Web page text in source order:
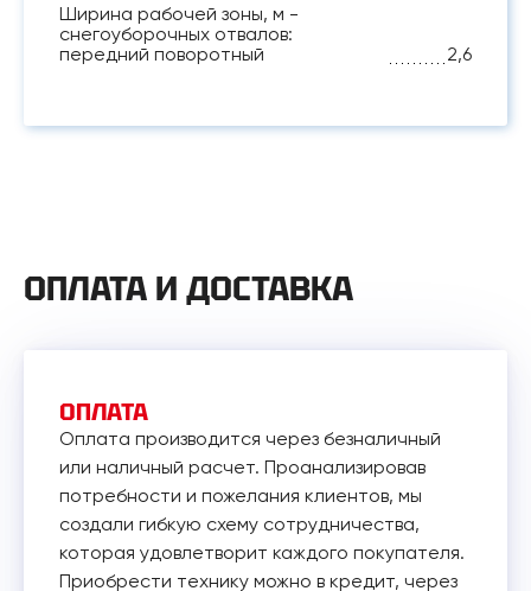
Ширина рабочей зоны, м -
снегоуборочных отвалов:
передний поворотный
2,6
ОПЛАТА И ДОСТАВКА
ОПЛАТА
Оплата производится через безналичный
или наличный расчет. Проанализировав
потребности и пожелания клиентов, мы
создали гибкую схему сотрудничества,
которая удовлетворит каждого покупателя.
Приобрести технику можно в кредит, через